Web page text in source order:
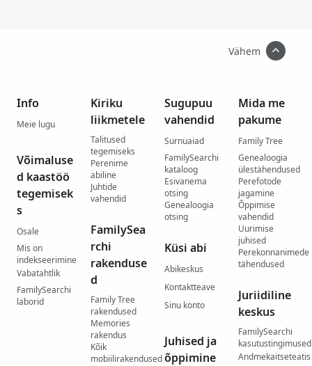
Vähem
Info
Meie lugu
Võimaluse
d kaastöö
tegemisek
s
Osale
Mis on
indekseerimine
Vabatahtlik
FamilySearchi
laborid
Kiriku
liikmetele
Talitused
tegemiseks
Perenime
abiline
Juhtide
vahendid
FamilySea
rchi
rakenduse
d
Family Tree
rakendused
Memories
rakendus
Kõik
mobiilirakendused
Sugupuu
vahendid
Surnuaiad
FamilySearchi
kataloog
Esivanema
otsing
Genealoogia
otsing
Küsi abi
Abikeskus
Kontaktteave
Sinu konto
Juhised ja
õppimine
Mida me
pakume
Family Tree
Genealoogia
ülestähendused
Perefotode
jagamine
Õppimise
vahendid
Uurimise
juhised
Perekonnanimede
tähendused
Juriidiline
keskus
FamilySearchi
kasutustingimused
Andmekaitseteatis